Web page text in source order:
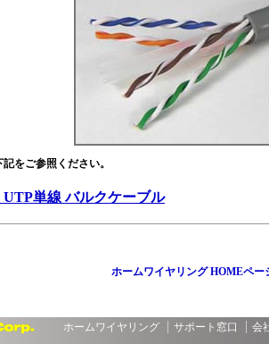
をご参照ください。
UTP単線 バルクケーブル
ホームワイヤリング HOMEペー
ホームワイヤリング サポート窓口 会